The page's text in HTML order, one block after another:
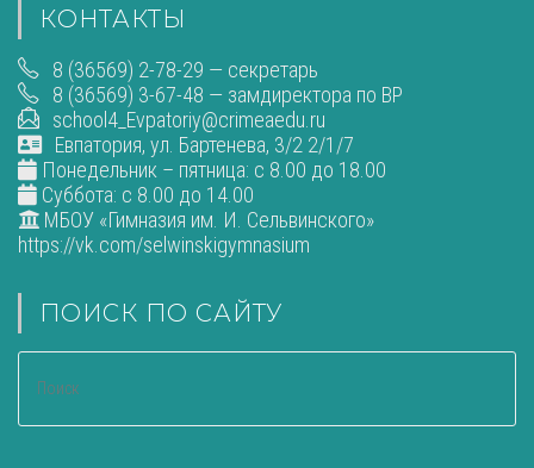
КОНТАКТЫ
8 (36569) 2-78-29 — секретарь
8 (36569) 3-67-48 — замдиректора по ВР
school4_Evpatoriy@crimeaedu.ru
Евпатория, ул. Бартенева, 3/2 2/1/7
Понедельник – пятница: с 8.00 до 18.00
Суббота: с 8.00 до 14.00
МБОУ «Гимназия им. И. Сельвинского»
https://vk.com/selwinskigymnasium
ПОИСК ПО САЙТУ